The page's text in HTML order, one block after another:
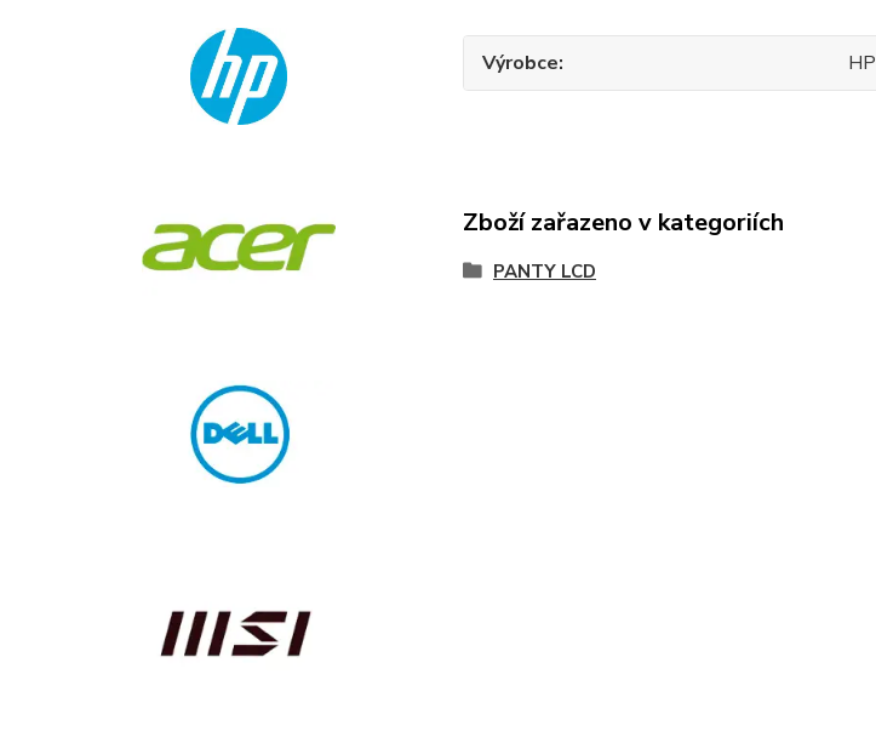
Výrobce HP
Zboží zařazeno v kategoriích
PANTY LCD